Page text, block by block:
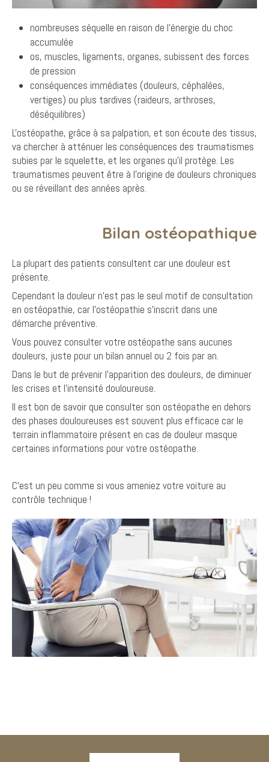
nombreuses séquelle en raison de l'énergie du choc
accumulée
os, muscles, ligaments, organes, subissent des forces
de pression
conséquences immédiates (douleurs, céphalées,
vertiges) ou plus tardives (raideurs, arthroses,
déséquilibres)
L'ostéopathe, grâce à sa palpation, et son écoute des tissus,
va chercher à atténuer les conséquences des traumatismes
subies par le squelette, et les organes qu'il protège. Les
traumatismes peuvent être à l'origine de douleurs chroniques
ou se réveillant des années après.
Bilan ostéopathique
La plupart des patients consultent car une douleur est
présente.
Cependant la douleur n'est pas le seul motif de consultation
en ostéopathie, car l'ostéopathie s'inscrit dans une
démarche préventive.
Vous pouvez consulter votre ostéopathe sans aucunes
douleurs, juste pour un bilan annuel ou 2 fois par an.
Dans le but de prévenir l'apparition des douleurs, de diminuer
les crises et l'intensité douloureuse.
Il est bon de savoir que consulter son ostéopathe en dehors
des phases douloureuses est souvent plus efficace car le
terrain inflammatoire présent en cas de douleur masque
certaines informations pour votre ostéopathe.
C'est un peu comme si vous ameniez votre voiture au
contrôle technique !